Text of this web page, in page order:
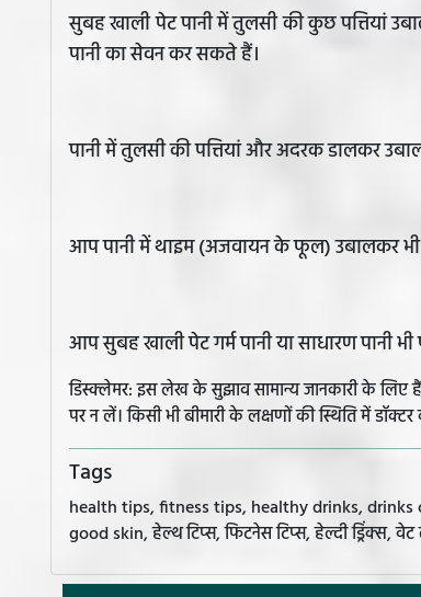
सुबह खाली पेट पानी में तुलसी की कुछ पत्तियां
पानी का सेवन कर सकते हैं।
पानी में तुलसी की पत्तियां और अदरक डालकर
आप पानी में थाइम (अजवायन के फूल) उबालकर
आप सुबह खाली पेट गर्म पानी या साधारण पानी
डिस्क्लेमर: इस लेख के सुझाव सामान्य जानकारी के लिए
पर न लें। किसी भी बीमारी के लक्षणों की स्थिति में
Tags
health tips, fitness tips, healthy drinks,
good skin, हेल्थ टिप्स, फिटनेस टिप्स, हेल्दी ड्रिंक्स,